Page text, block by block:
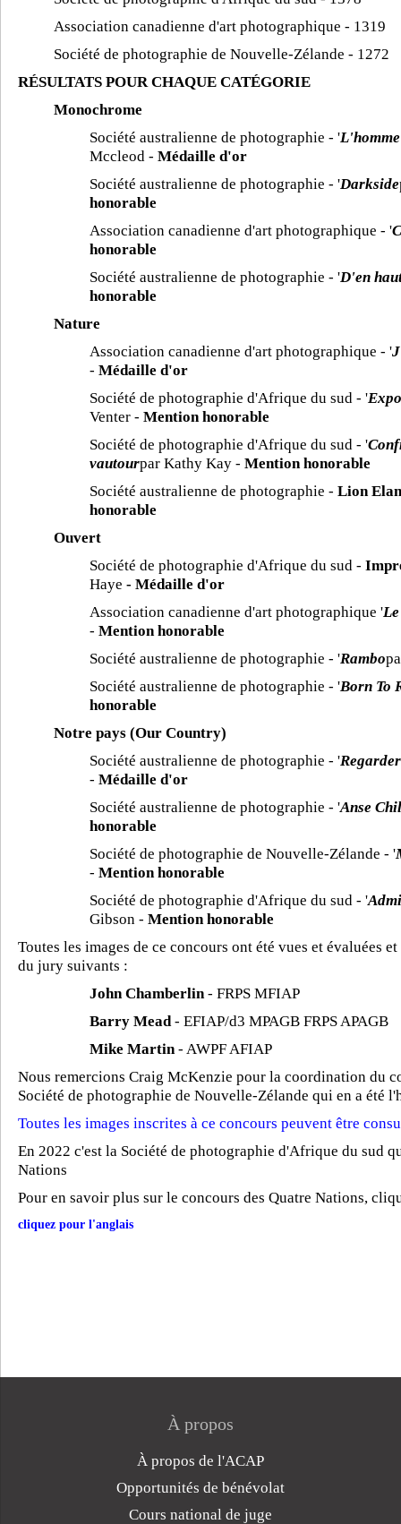
Association canadienne d'art photographique - 1319
Société de photographie de Nouvelle-Zélande - 1272
RÉSULTATS POUR CHAQUE CATÉGORIE
Monochrome
Société australienne de photographie - '
Mccleod - Médaille d'or
Société australienne de photographie - 'Darkside
honorable
Association canadienne d'art photographique - '
honorable
Société australienne de photographie - 'D'en
honorable
Nature
Association canadienne d'art photographique - '
- Médaille d'or
Société de photographie d'Afrique du sud - '
Venter - Mention honorable
Société de photographie d'Afrique du sud - '
vautourpar Kathy Kay - Mention honorable
Société australienne de photographie - Lion
honorable
Ouvert
Société de photographie d'Afrique du sud -
Haye - Médaille d'or
Association canadienne d'art photographique '
- Mention honorable
Société australienne de photographie - 'Rambo
Société australienne de photographie - 'Born To
honorable
Notre pays (Our Country)
Société australienne de photographie - '
- Médaille d'or
Société australienne de photographie - 'Anse
honorable
Société de photographie de Nouvelle-Zélande - '
- Mention honorable
Société de photographie d'Afrique du sud - '
Gibson - Mention honorable
Toutes les images de ce concours ont été vues et évaluées
du jury suivants :
John Chamberlin- FRPS MFIAP
Barry Mead- EFIAP/d3 MPAGB FRPS APAGB
Mike Martin- AWPF AFIAP
Nous remercions Craig McKenzie pour la coordination du
Société de photographie de Nouvelle-Zélande qui en a été
Toutes les images inscrites à ce concours peuvent être
En 2022 c'est la Société de photographie d'Afrique du sud
Nations
Pour en savoir plus sur le concours des Quatre Nations,
cliquez pour l'anglais
À propos
À propos de l'ACAP
Opportunités de bénévolat
Cours national de juge